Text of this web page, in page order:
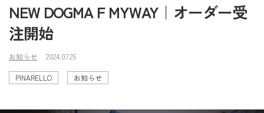
NEW DOGMA F MYWAY｜オーダー受
注開始
お知らせ 2024.07.25
PINARELLO お知らせ